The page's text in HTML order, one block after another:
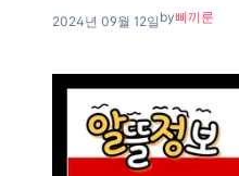
2024년 09월 12일 by삐끼룬